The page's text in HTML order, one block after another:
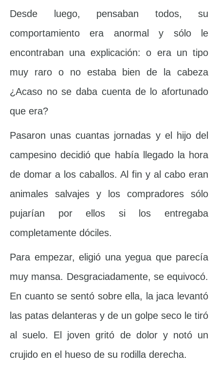
Desde luego, pensaban todos, su
comportamiento era anormal y sólo le
encontraban una explicación: o era un tipo
muy raro o no estaba bien de la cabeza
¿Acaso no se daba cuenta de lo afortunado
que era?
Pasaron unas cuantas jornadas y el hijo del
campesino decidió que había llegado la hora
de domar a los caballos. Al fin y al cabo eran
animales salvajes y los compradores sólo
pujarían por ellos si los entregaba
completamente dóciles.
Para empezar, eligió una yegua que parecía
muy mansa. Desgraciadamente, se equivocó.
En cuanto se sentó sobre ella, la jaca levantó
las patas delanteras y de un golpe seco le tiró
al suelo. El joven gritó de dolor y notó un
crujido en el hueso de su rodilla derecha.